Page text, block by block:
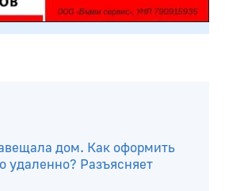
дом. Как оформить
удаленно? Разъясняет